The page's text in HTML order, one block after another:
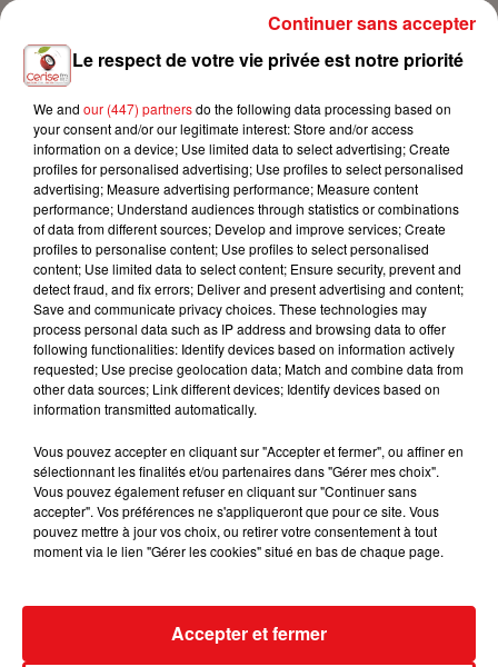
https://www.eden-sausheim.com/legende-balavoine
par téléphone au 03 89 46 83 90
au guichet de l'Ed&n sur
Ajouter à votre calendrier
Date
du7 mars 2026 à 20h00
au7 mars 2026 à 22h00
Tarif
De 39€ à 59€
Lieu
20a rue Jean de La Fontaine
Le respect de votre vie privée est notre priorité
We and our (447) partnersdo the following data processing based on
your consent and/or our legitimate interest: Store and/or access
information on a device; Use limited data to select advertising; Create
profiles for personalised advertising; Use profiles to select personalised
advertising; Measure advertising performance; Measure content
performance; Understand audiences through statistics or combinations
of data from different sources; Develop and improve services; Create
profiles to personalise content; Use profiles to select personalised
content; Use limited data to select content; Ensure security, prevent and
detect fraud, and fix errors; Deliver and present advertising and content;
Save and communicate privacy choices. These technologies may
process personal data such as IP address and browsing data to offer
following functionalities: Identify devices based on information actively
requested; Use precise geolocation data; Match and combine data from
other data sources; Link different devices; Identify devices based on
information transmitted automatically.
Vous pouvez accepter en cliquant sur "Accepter et fermer", ou affiner en
sélectionnant les finalités et/ou partenaires dans "Gérer mes choix".
Vous pouvez également refuser en cliquant sur "Continuer sans
accepter". Vos préférences ne s'appliqueront que pour ce site. Vous
pouvez mettre à jour vos choix, ou retirer votre consentement à tout
moment via le lien "Gérer les cookies" situé en bas de chaque page.
Accepter et fermer
Continuer sans accepter